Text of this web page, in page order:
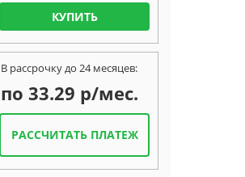
КУПИТЬ
В рассрочку до 24 месяцев:
по 33.29 р/мес.
РАССЧИТАТЬ ПЛАТЕЖ